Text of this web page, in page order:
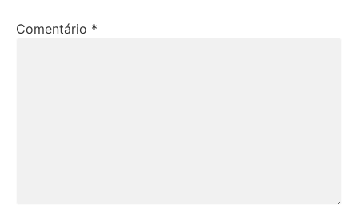
Comentário *